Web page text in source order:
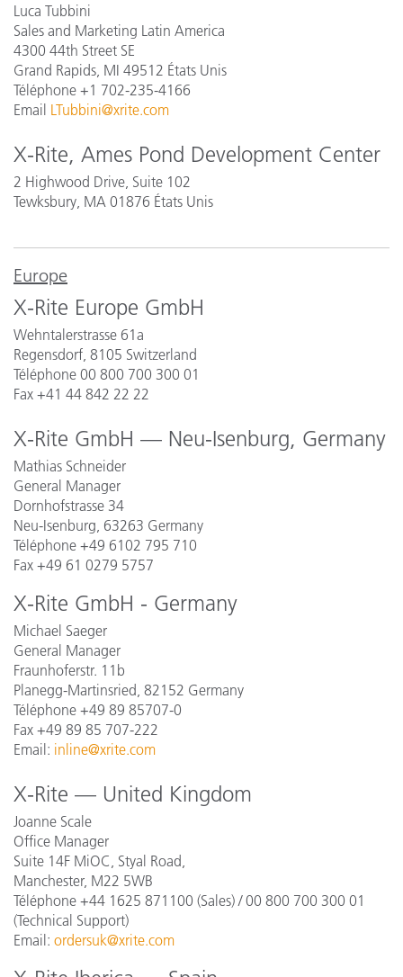
Luca Tubbini
Sales and Marketing Latin America
4300 44th Street SE
Grand Rapids, MI 49512 États Unis
Téléphone +1 702-235-4166
Email LTubbini@xrite.com
X-Rite, Ames Pond Development Center
2 Highwood Drive, Suite 102
Tewksbury, MA 01876 États Unis
Europe
X-Rite Europe GmbH
Wehntalerstrasse 61a
Regensdorf, 8105 Switzerland
Téléphone 00 800 700 300 01
Fax +41 44 842 22 22
X-Rite GmbH — Neu-Isenburg, Germany
Mathias Schneider
General Manager
Dornhofstrasse 34
Neu-Isenburg, 63263 Germany
Téléphone +49 6102 795 710
Fax +49 61 0279 5757
X-Rite GmbH - Germany
Michael Saeger
General Manager
Fraunhoferstr. 11b
Planegg-Martinsried, 82152 Germany
Téléphone +49 89 85707-0
Fax +49 89 85 707-222
Email: inline@xrite.com
X-Rite — United Kingdom
Joanne Scale
Office Manager
Suite 14F MiOC, Styal Road,
Manchester, M22 5WB
Téléphone +44 1625 871100 (Sales) / 00 800 700 300 01
(Technical Support)
Email: ordersuk@xrite.com